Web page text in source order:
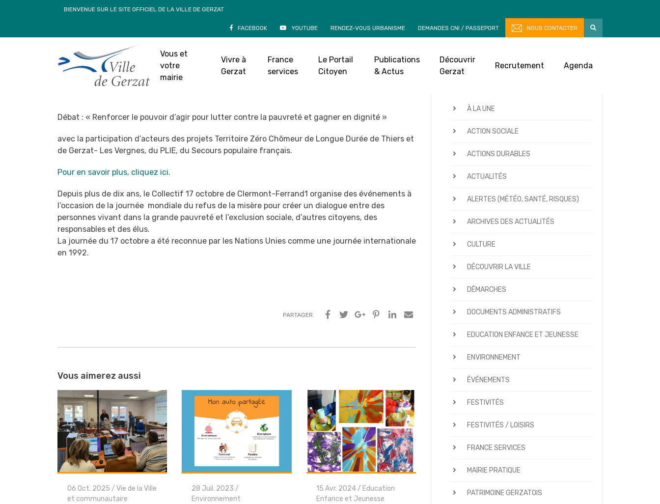
BIENVENUE SUR LE SITE OFFICIEL DE LA VILLE DE GERZAT
FACEBOOK YOUTUBE RENDEZ-VOUS URBANISME DEMANDES CNI / PASSEPORT NOUS CONTACTER
Vous et
votre
mairie
Vivre à
Gerzat
France
services
Le Portail
Citoyen
Publications
& Actus
Découvrir
Gerzat
Recrutement Agenda
Débat « Renforcer le pouvoir d’agir pour
lutter contre la pauvreté et gagner en
dignité »
Débat : « Renforcer le pouvoir d’agir pour lutter contre la pauvreté et gagner en dignité »
avec la participation d’acteurs des projets Territoire Zéro Chômeur de Longue Durée de Thiers et
de Gerzat- Les Vergnes, du PLIE, du Secours populaire français.
Pour en savoir plus, cliquez ici.
Depuis plus de dix ans, le Collectif 17 octobre de Clermont-Ferrand1 organise des événements à
l’occasion de la journée mondiale du refus de la misère pour créer un dialogue entre des
personnes vivant dans la grande pauvreté et l’exclusion sociale, d’autres citoyens, des
responsables et des élus.
La journée du 17 octobre a été reconnue par les Nations Unies comme une journée internationale
en 1992.
PARTAGER
Navigation
entre
les
articles
Vous aimerez aussi
06 Oct. 2025 / Vie de la Ville
et communautaire
28 Juil. 2023 /
Environnement
15 Avr. 2024/ Education
Enfance et Jeunesse
CATÉGORIES D’ACTUALITÉS
À LA UNE
ACTION SOCIALE
ACTIONS DURABLES
ACTUALITÉS
ALERTES (MÉTÉO, SANTÉ, RISQUES)
ARCHIVES DES ACTUALITÉS
CULTURE
DÉCOUVRIR LA VILLE
DÉMARCHES
DOCUMENTS ADMINISTRATIFS
EDUCATION ENFANCE ET JEUNESSE
ENVIRONNEMENT
ÉVÉNEMENTS
FESTIVITÉS
FESTIVITÉS / LOISIRS
FRANCE SERVICES
MAIRIE PRATIQUE
PATRIMOINE GERZATOIS